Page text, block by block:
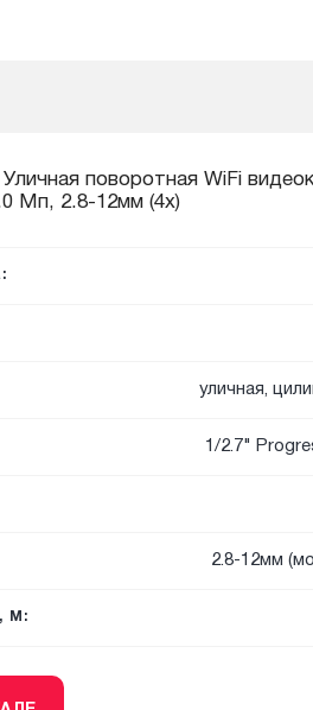
поворотная WiFi
Мп, 2.8-12мм (4x)
уличная,
1/2.7"
2.8-12мм
М: